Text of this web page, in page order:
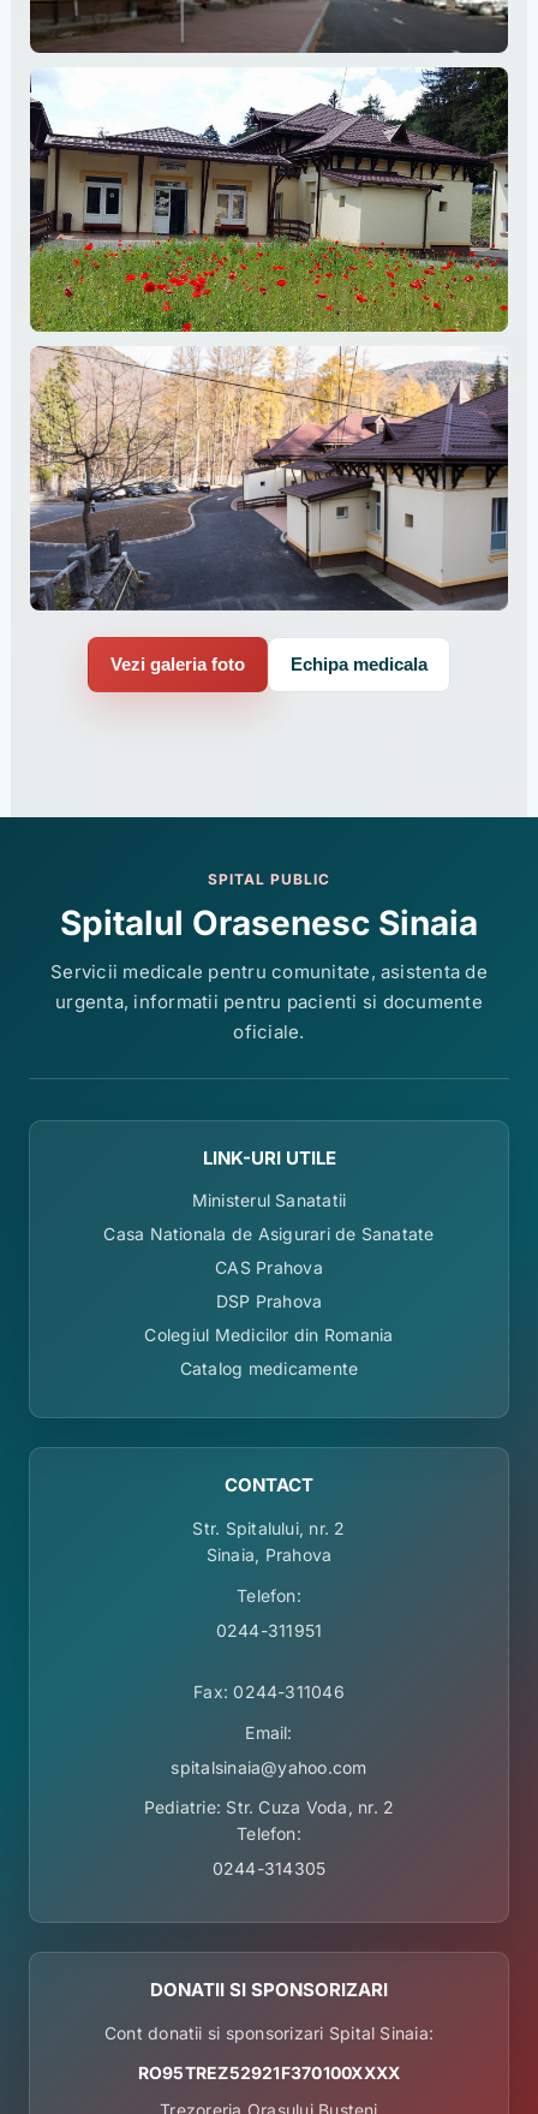
Vezi galeria foto Echipa medicala
SPITAL PUBLIC
Spitalul Orasenesc Sinaia
Servicii medicale pentru comunitate, asistenta de
urgenta, informatii pentru pacienti si documente
oficiale.
LINK-URI UTILE
Ministerul Sanatatii
Casa Nationala de Asigurari de Sanatate
CAS Prahova
DSP Prahova
Colegiul Medicilor din Romania
Catalog medicamente
CONTACT
Str. Spitalului, nr. 2
Sinaia, Prahova
Telefon:
0244-311951
Fax: 0244-311046
Email:
spitalsinaia@yahoo.com
Pediatrie: Str. Cuza Voda, nr. 2
Telefon:
0244-314305
DONATII SI SPONSORIZARI
Cont donatii si sponsorizari Spital Sinaia:
RO95TREZ52921F370100XXXX